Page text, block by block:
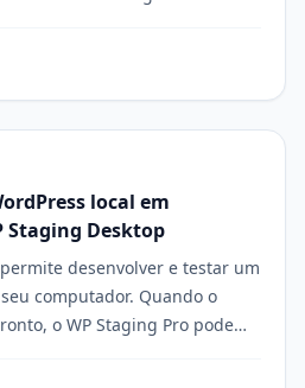
local em
Staging Desktop
desenvolver e testar um
computador. Quando o
o WP Staging Pro pode